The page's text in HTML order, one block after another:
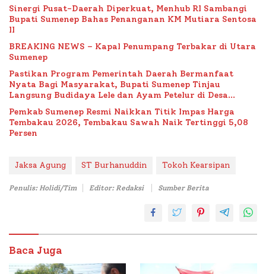
Sinergi Pusat-Daerah Diperkuat, Menhub RI Sambangi
Bupati Sumenep Bahas Penanganan KM Mutiara Sentosa
II
BREAKING NEWS – Kapal Penumpang Terbakar di Utara
Sumenep
Pastikan Program Pemerintah Daerah Bermanfaat
Nyata Bagi Masyarakat, Bupati Sumenep Tinjau
Langsung Budidaya Lele dan Ayam Petelur di Desa
Pemkab Sumenep Resmi Naikkan Titik Impas Harga
Tembakau 2026, Tembakau Sawah Naik Tertinggi 5,08
Persen
Jaksa Agung ST Burhanuddin Tokoh Kearsipan
Penulis: Holidi/Tim Editor: Redaksi Sumber Berita
Baca Juga